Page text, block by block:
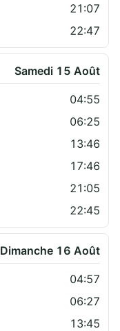
21:07
22:47
Samedi 15 Août
04:55
06:25
13:46
17:46
21:05
22:45
Dimanche 16 Août
04:57
06:27
13:45